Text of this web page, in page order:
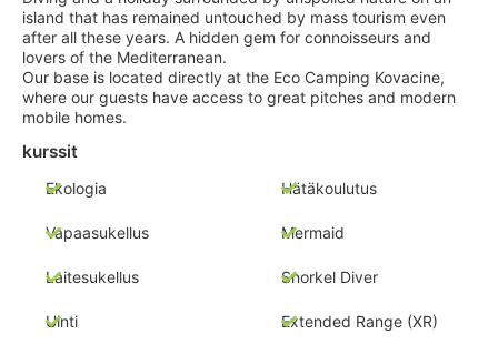
island that has remained untouched by mass tourism even
after all these years. A hidden gem for connoisseurs and
lovers of the Mediterranean.
Our base is located directly at the Eco Camping Kovacine,
where our guests have access to great pitches and modern
mobile homes.
kurssit
Ekologia Hätäkoulutus
Vapaasukellus Mermaid
Laitesukellus Snorkel Diver
Uinti Extended Range (XR)